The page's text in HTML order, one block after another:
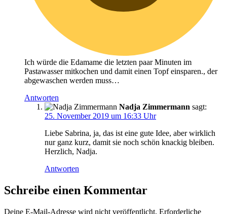
Ich würde die Edamame die letzten paar Minuten im
Pastawasser mitkochen und damit einen Topf einsparen., der
abgewaschen werden muss…
Antworten
Nadja Zimmermann sagt:
25. November 2019 um 16:33 Uhr
Liebe Sabrina, ja, das ist eine gute Idee, aber wirklich
nur ganz kurz, damit sie noch schön knackig bleiben.
Herzlich, Nadja.
Antworten
Schreibe einen Kommentar
Deine E-Mail-Adresse wird nicht veröffentlicht. Erforderliche